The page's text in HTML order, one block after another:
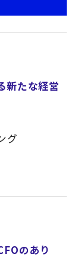
新たな経営
グ
のあり